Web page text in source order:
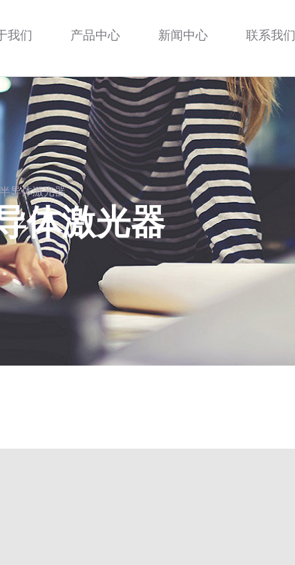
我们 产品中心 新闻中心 联系我们
导体激光器
体激光器